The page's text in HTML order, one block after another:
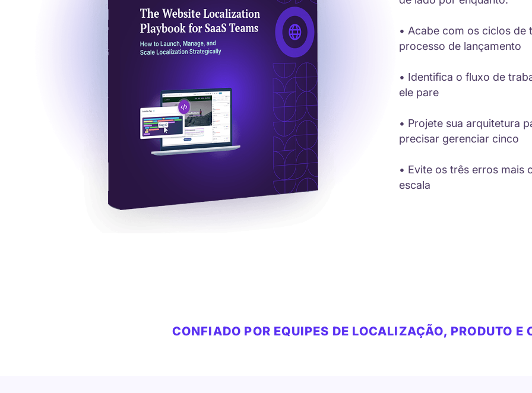
• Acabe com os ciclos de
processo de lançamento
• Identifica o fluxo de
ele pare
• Projete sua arquitetura
precisar gerenciar cinco
• Evite os três erros mais
escala
CONFIADO POR EQUIPES DE LOCALIZAÇÃO, PRODUTO E